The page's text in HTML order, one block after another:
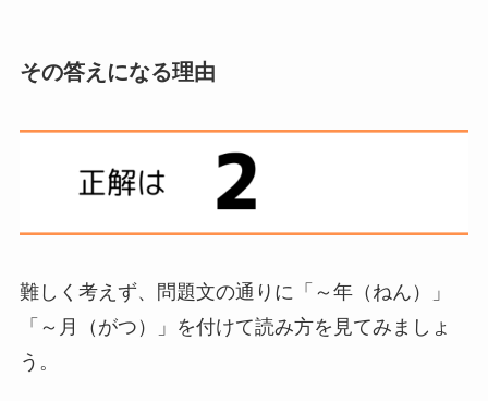
その答えになる理由
難しく考えず、問題文の通りに「～年（ねん）」
「～月（がつ）」を付けて読み方を見てみましょ
う。